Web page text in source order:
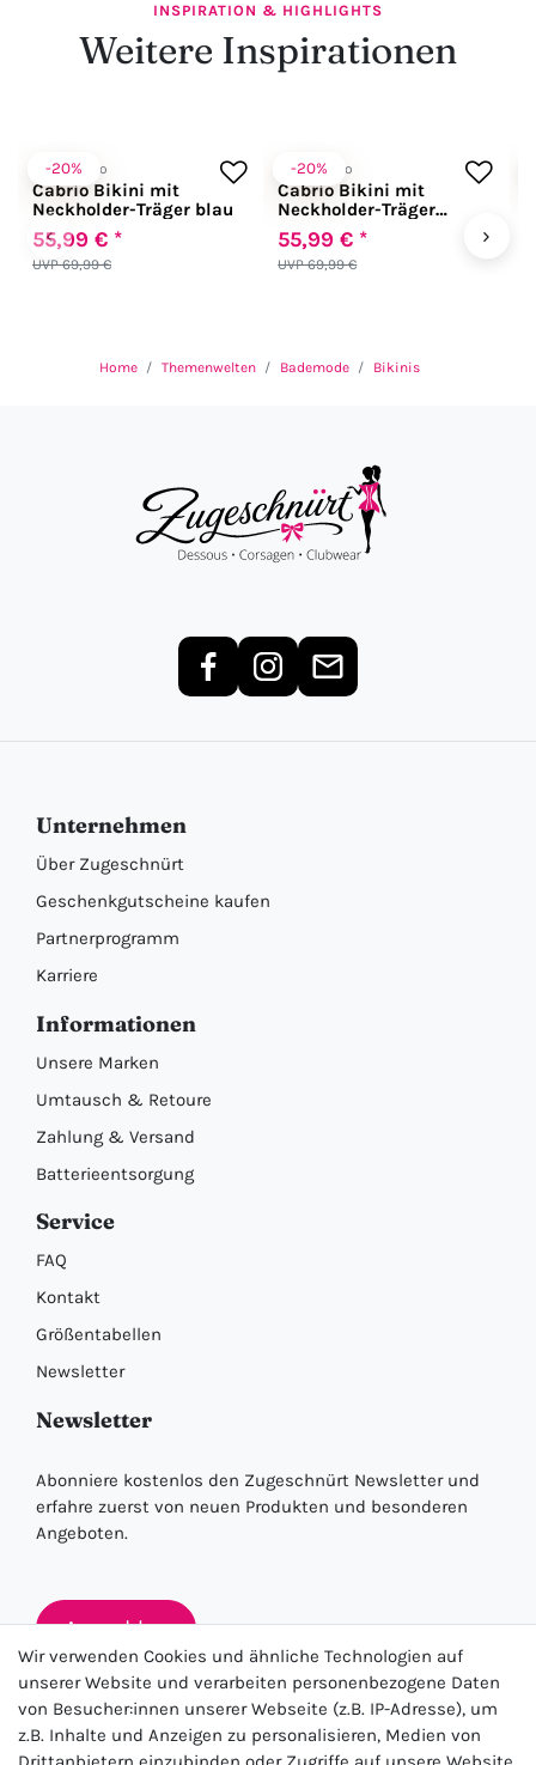
INSPIRATION & HIGHLIGHTS
Weitere Inspirationen
‹
-20%
Anabel Arto
Cabrio Bikini mit
Neckholder-Träger blau
UVP 69,99 €
55,99 € *
-20%
Anabel Arto
Cabrio Bikini mit
Neckholder-Träger
schwarz
UVP 69,99 €
55,99 € * ›
Home Themenwelten Bademode Bikinis
Unternehmen
Über Zugeschnürt
Geschenkgutscheine kaufen
Partnerprogramm
Karriere
Informationen
Unsere Marken
Umtausch & Retoure
Zahlung & Versand
Batterieentsorgung
Service
FAQ
Kontakt
Größentabellen
Newsletter
Newsletter
Abonniere kostenlos den Zugeschnürt Newsletter und
erfahre zuerst von neuen Produkten und besonderen
Angeboten.
Anmelden
★★★★★
Wir verwenden Cookies und ähnliche Technologien auf
unserer Website und verarbeiten personenbezogene Daten
von Besucher:innen unserer Webseite (z.B. IP-Adresse), um
z.B. Inhalte und Anzeigen zu personalisieren, Medien von